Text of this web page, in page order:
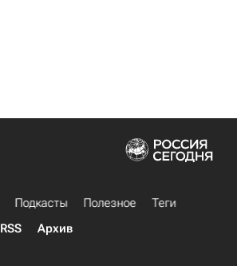
Подкасты Полезное
Теги
RSS Архив